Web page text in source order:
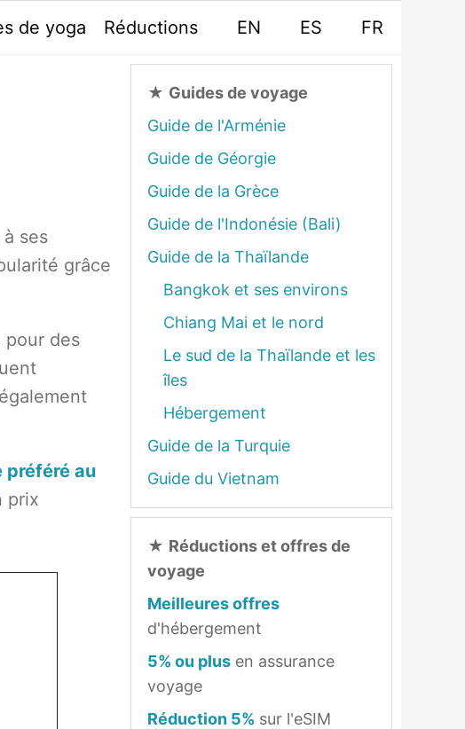
de yoga Réductions EN ES FR
ses
grâce
pour des
préféré au
prix
★ Guides de voyage
Guide de l'Arménie
Guide de Géorgie
Guide de la Grèce
Guide de l'Indonésie (Bali)
Guide de la Thaïlande
Bangkok et ses environs
Chiang Mai et le nord
Le sud de la Thaïlande et les
îles
Hébergement
Guide de la Turquie
Guide du Vietnam
★ Réductions et offres de
voyage
Meilleures offres
d'hébergement
5% ou plus en assurance
voyage
Réduction 5% sur l'eSIM